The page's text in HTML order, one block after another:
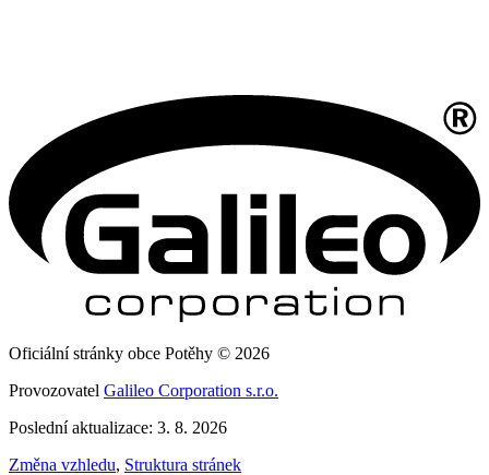
Oficiální stránky obce Potěhy © 2026
Provozovatel Galileo Corporation s.r.o.
Poslední aktualizace: 3. 8. 2026
Změna vzhledu, Struktura stránek